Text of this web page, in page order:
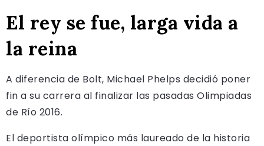
El rey se fue, larga vida a
la reina
A diferencia de Bolt, Michael Phelps decidió poner
fin a su carrera al finalizar las pasadas Olimpiadas
de Río 2016.
El deportista olímpico más laureado de la historia